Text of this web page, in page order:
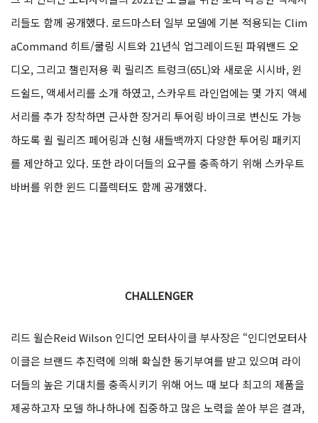
리들도 함께 공개했다. 로드마스터 일부 모델에 기본 적용되는 Clim
aCommand 히트/쿨링 시트와 21년식 업그레이드된 파워밴드 오
디오, 그리고 챌린저용 퀵 릴리즈 트렁크(65L)와 새로운 시시바, 윈
드쉴드, 액세서리를 소개 하였고, 스카우트 라인업에는 몇 가지 액세
서리를 추가 장착하면 근사한 장거리 투어링 바이크로 변신도 가능
하도록 퀼 릴리즈 페어링과 신형 새들백까지 다양한 투어링 패키지
를 제안하고 있다. 또한 라이더들의 요구를 충족하기 위해 스카우트
바버를 위한 윈드 디플렉터도 함께 공개했다.
CHALLENGER
리드 윌슨Reid Wilson 인디언 모터사이클 부사장은 “인디언모터사
이클은 브랜드 추진력에 의해 확실한 동기부여를 받고 있으며 라이
더들의 높은 기대치를 충족시키기 위해 어느 때 보다 최고의 제품을
제공하고자 모델 하나하나에 집중하고 많은 노력을 쏟아 부은 결과,